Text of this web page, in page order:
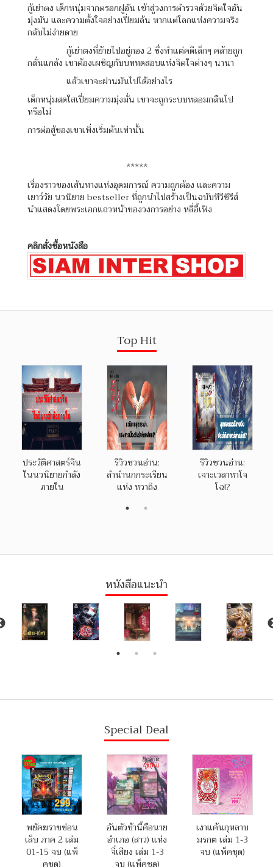
กู้เย่าตง เด็กหนุ่มจากตรอกฝูอัน เข้าสู่วงการตำรวจด้วยจิตใจอัน
มุ่งมัน และความตั้งใจอย่างเปี่ยมล้น หากแต่โลกแห่งความจริง
กลับไม่ง่ายดาย
กู้เย่าตงที่ย้ายไปอยู่กอง 2 ซึ่งทำแต่คดีเล็กๆ คล้ายถูก
กลั่นแกล้ง เขาต้องเผชิญกับบททดสอบแห่งจิตใจต่างๆ นานา
แล้วเขาจะผ่านมันไปได้อย่างไร
เด็กหนุ่มสดใสเปี่ยมความมุ่งมั่น เขาจะถูกระบบหลอมกลืนไป
หรือไม่
การต่อสู้ของเขาเพิ่งเริ่มต้นเท่านั้น
*****
เรื่องราวของเส้นทางแห่งอุดมการณ์ ความถูกต้อง และความ
เยาว์วัย นวนิยาย bestseller ที่ถูกนำไปสร้างเป็นฉบับทีวีซีรีส์
นำแสดงโดยพระเอกแถวหน้าของวงการอย่าง หลี่อี้เฟิง
คลิกสั่งซื้อหนังสือ
Top Hit
ประวัติศาสตร์จีน
ในนวนิยายกำลัง
ภายใน
รีวิวชวนอ่าน:
ลำนำนกกระเรียน
แห่ง หวาถิง
รีวิวชวนอ่าน:
เจาะเวลาหาโจ
โฉ!?
หนังสือแนะนำ
Special Deal
พยัคฆราชซ่อน
เล็บ ภาค 2 เล่ม
01-15 จบ (แพ็
คชุด)
อันตัวข้านี้คือนาย
อำเภอ (สาว) แห่ง
จี๋เสียง เล่ม 1-3
จบ (แพ็คชุด)
เงาแค้นกุหลาบ
มรกต เล่ม 1-3
จบ (แพ็คชุด)